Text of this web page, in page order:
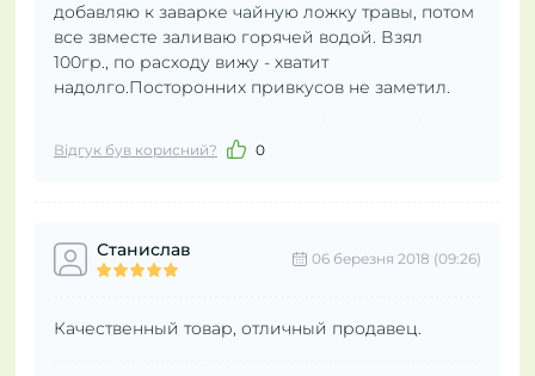
добавляю к заварке чайную ложку травы, потом
все звместе заливаю горячей водой. Взял
100гр., по расходу вижу - хватит
надолго.Посторонних привкусов не заметил.
Відгук був корисний? 0
Станислав 06 березня 2018 (09:26)
Качественный товар, отличный продавец.